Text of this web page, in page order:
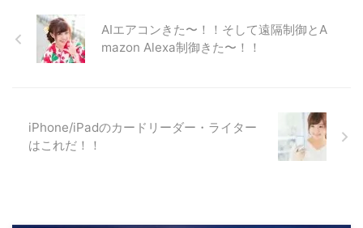
AIエアコンきた〜！！そして遠隔制御とA
mazon Alexa制御きた〜！！
iPhone/iPadのカードリーダー・ライター
はこれだ！！